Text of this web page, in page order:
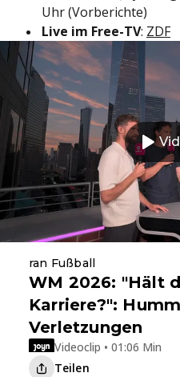
Uhr (Vorberichte)
Live im Free-TV: ZDF
ran Fußball
WM 2026: "Hält
Karriere?":
Verletzungen
Videoclip • 01:06 Min
Teilen